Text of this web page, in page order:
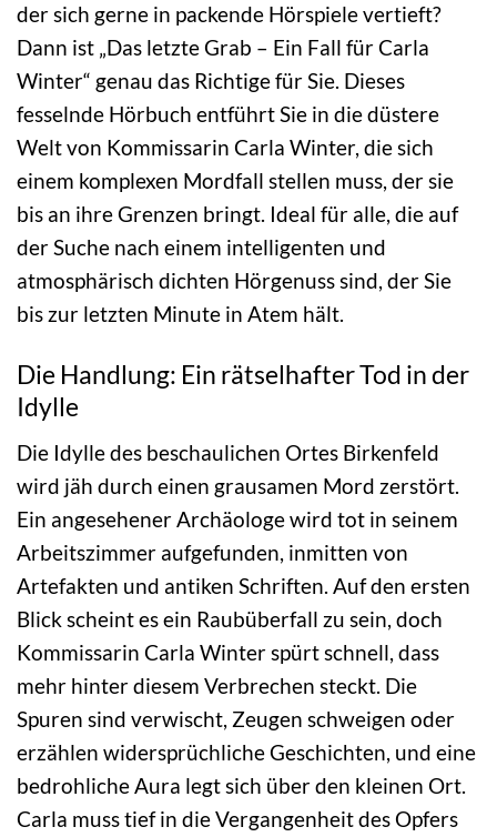
der sich gerne in packende Hörspiele vertieft?
Dann ist „Das letzte Grab – Ein Fall für Carla
Winter“ genau das Richtige für Sie. Dieses
fesselnde Hörbuch entführt Sie in die düstere
Welt von Kommissarin Carla Winter, die sich
einem komplexen Mordfall stellen muss, der sie
bis an ihre Grenzen bringt. Ideal für alle, die auf
der Suche nach einem intelligenten und
atmosphärisch dichten Hörgenuss sind, der Sie
bis zur letzten Minute in Atem hält.
Die Handlung: Ein rätselhafter Tod in der
Idylle
Die Idylle des beschaulichen Ortes Birkenfeld
wird jäh durch einen grausamen Mord zerstört.
Ein angesehener Archäologe wird tot in seinem
Arbeitszimmer aufgefunden, inmitten von
Artefakten und antiken Schriften. Auf den ersten
Blick scheint es ein Raubüberfall zu sein, doch
Kommissarin Carla Winter spürt schnell, dass
mehr hinter diesem Verbrechen steckt. Die
Spuren sind verwischt, Zeugen schweigen oder
erzählen widersprüchliche Geschichten, und eine
bedrohliche Aura legt sich über den kleinen Ort.
Carla muss tief in die Vergangenheit des Opfers